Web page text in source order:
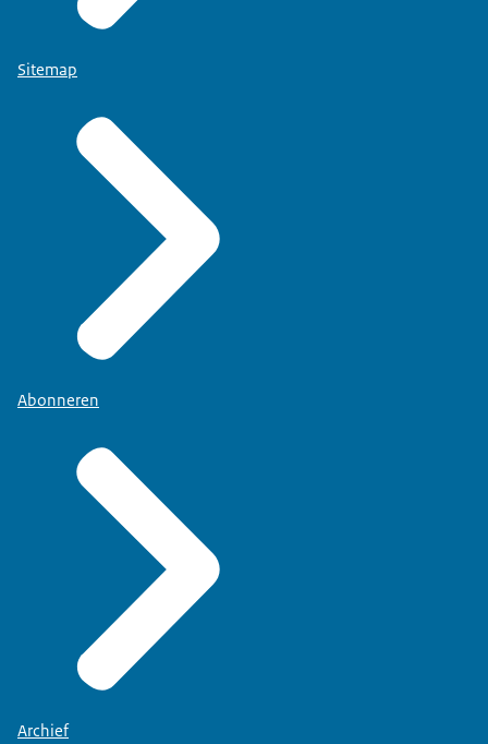
Sitemap
Abonneren
Archief